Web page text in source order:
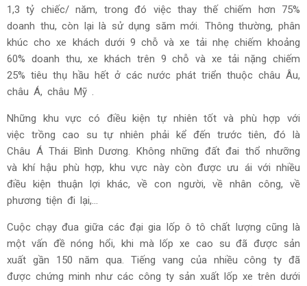
1,3 tỷ chiếc/ năm, trong đó việc thay thế chiếm hơn 75%
doanh thu, còn lại là sử dụng săm mới. Thông thường, phân
khúc cho xe khách dưới 9 chỗ và xe tải nhẹ chiếm khoảng
60% doanh thu, xe khách trên 9 chỗ và xe tải nặng chiếm
25% tiêu thụ hầu hết ở các nước phát triển thuộc châu Âu,
châu Á, châu Mỹ .
Những khu vực có điều kiện tự nhiên tốt và phù hợp với
việc trồng cao su tự nhiên phải kể đến trước tiên, đó là
Châu Á Thái Bình Dương. Không những đất đai thổ nhưỡng
và khí hậu phù hợp, khu vực này còn được ưu ái với nhiều
điều kiện thuận lợi khác, về con người, về nhân công, về
phương tiện đi lại,…
Cuộc chạy đua giữa các đại gia lốp ô tô chất lượng cũng là
một vấn đề nóng hổi, khi mà lốp xe cao su đã được sản
xuất gần 150 năm qua. Tiếng vang của nhiều công ty đã
được chứng minh như các công ty sản xuất lốp xe trên dưới